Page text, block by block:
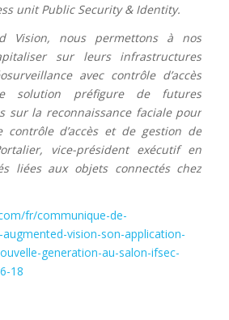
unit Public Security & Identity.
Vision, nous permettons à nos
sur leurs infrastructures
avec contrôle d’accès
solution préfigure de futures
sur la reconnaissance faciale pour
contrôle d’accès et de gestion de
vice-président exécutif en
liées aux objets connectés chez
fr/communique-de-
vision-son-application-
generation-au-salon-ifsec-
18